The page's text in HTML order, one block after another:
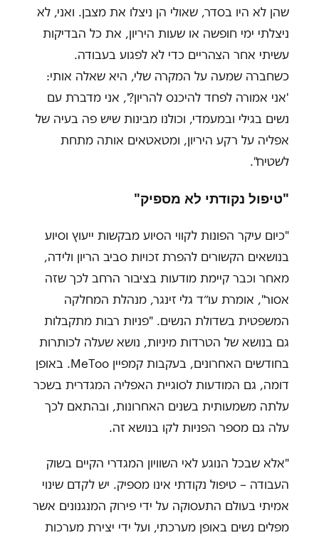
שהן לא היו בסדר, שאולי הן ניצלו את מצבן. ואני, לא
ניצלתי ימי חופשה או שעות היריון, את כל הבדיקות
עשיתי אחר הצהריים כדי לא לפגוע בעבודה.
כשחברה שמעה על המקרה שלי, היא שאלה אותי:
'אני אמורה לפחד להיכנס להריון?', אני מדברת עם
נשים בגילי ובמעמדי, וכולנו מבינות שיש פה בעיה של
אפליה על רקע היריון, ומטאטאים אותה מתחת
לשטיח".
"טיפול נקודתי לא מספיק"
"כיום עיקר הפונות לקווי הסיוע מבקשות ייעוץ וסיוע
בנושאים הקשורים להפרת זכויות סביב הריון ולידה,
מאחר וכבר קיימת מודעות בציבור הרחב לכך שזה
אסור", אומרת עו״ד גלי זינגר, מנהלת המחלקה
המשפטית בשדולת הנשים. "פניות רבות מתקבלות
גם בנושא של הטרדות מיניות, נושא שעלה לכותרות
בחודשים האחרונים, בעקבות קמפיין MeToo. באופן
דומה, גם המודעות לסוגיית האפליה המגדרית בשכר
עלתה משמעותית בשנים האחרונות, ובהתאם לכך
עלה גם מספר הפניות לקו בנושא זה.
"אלא שבכל הנוגע לאי השוויון המגדרי הקיים בשוק
העבודה – טיפול נקודתי אינו מספיק. יש לקדם שינוי
אמיתי בעולם התעסוקה על ידי פירוק המנגנונים אשר
מפלים נשים באופן מערכתי, ועל ידי יצירת מערכות